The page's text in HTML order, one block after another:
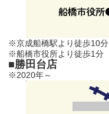
※京成船橋駅より徒歩10分
※船橋市役所より徒歩1分
■勝田台店
※2020年～